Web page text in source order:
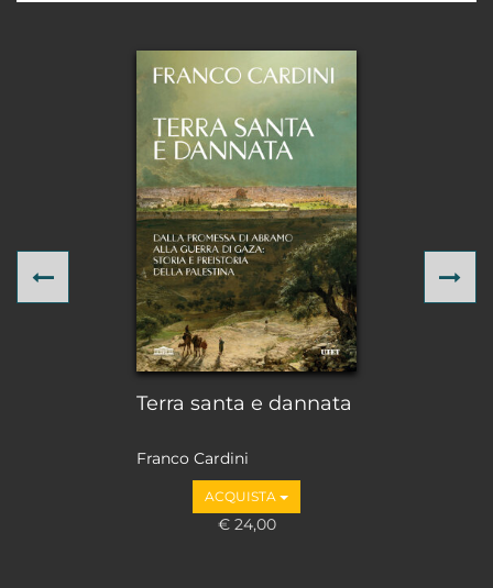
Terra santa e dannata
Franco Cardini
ACQUISTA
€ 24,00
Previous